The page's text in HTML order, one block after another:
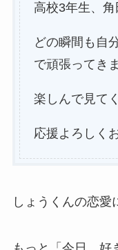
高校3年生、角
どの瞬間も自
で頑張ってき
楽しんで見て
応援よろしく
しょうくんの恋愛